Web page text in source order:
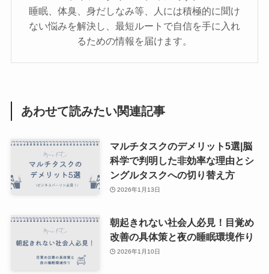
睡眠、体臭、身だしなみ等、人には積極的に聞け
ない悩みを解決し、最短ルートで自信を手に入れ
るための情報を届けます。
あわせて読みたい関連記事
マルチタスクのデメリット5選|脳
科学で判明した非効率な理由とシ
ングルタスクへの切り替え方
2026年1月13日
朝起きれない社会人必見！目覚め
改善の具体策と夜の睡眠環境作り
2026年1月10日